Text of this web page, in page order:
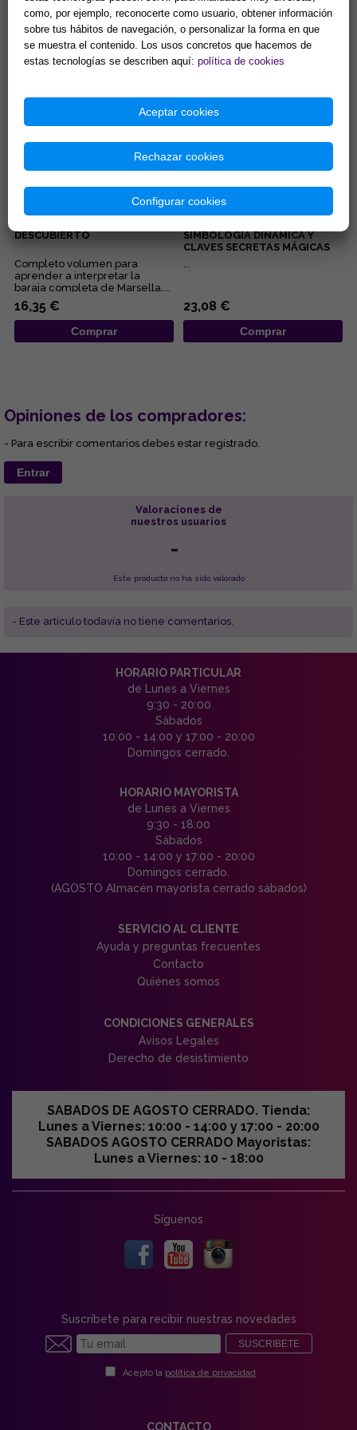
Lectura de la boda o
convivencia de la pareja, del
embarazo, de los negocios,
del pleito, de la salud... Éstas...
15,38 €
Lisa Charberlain sigue
ofreciédonos prácticos
manuales para iniciarnos en las
diferentes disciplinas
esotérica...
9,62 €
DESCUBIERTO
Completo volumen para
aprender a interpretar la
baraja completa de Marsella....
16,35 €
Comprar
SIMBOLOGÍA DINÁMICA Y
CLAVES SECRETAS MÁGICAS
...
23,08 €
Comprar
Opiniones de los compradores:
- Para escribir comentarios debes estar registrado.
Entrar
Valoraciones de
nuestros usuarios
-
Este producto no ha sido valorado
- Este articulo todavía no tiene comentarios.
HORARIO PARTICULAR
de Lunes a Viernes
9:30 - 20:00
Sábados
10:00 - 14:00 y 17:00 - 20:00
Domingos cerrado.
HORARIO MAYORISTA
de Lunes a Viernes
9:30 - 18:00
Sábados
10:00 - 14:00 y 17:00 - 20:00
Domingos cerrado.
(AGOSTO Almacén mayorista cerrado sábados)
SERVICIO AL CLIENTE
Ayuda y preguntas frecuentes
Contacto
Quiénes somos
CONDICIONES GENERALES
Avisos Legales
Derecho de desistimiento
SABADOS DE AGOSTO CERRADO. Tienda:
Lunes a Viernes: 10:00 - 14:00 y 17:00 - 20:00
SABADOS AGOSTO CERRADO Mayoristas:
Lunes a Viernes: 10 - 18:00
Síguenos
Suscríbete para recibir nuestras novedades
SUSCRIBETE
Acepto la política de privacidad
CONTACTO
como, por ejemplo, reconocerte como usuario, obtener información
sobre tus hábitos de navegación, o personalizar la forma en que
se muestra el contenido. Los usos concretos que hacemos de
estas tecnologías se describen aquí: política de cookies
Aceptar cookies
Rechazar cookies
Configurar cookies